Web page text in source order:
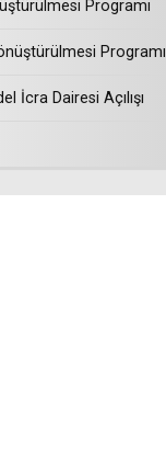
Programı
Programı
İcra Dairesi Açılışı